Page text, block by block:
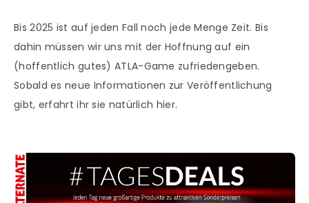
Bis 2025 ist auf jeden Fall noch jede Menge Zeit. Bis
dahin müssen wir uns mit der Hoffnung auf ein
(hoffentlich gutes) ATLA-Game zufriedengeben.
Sobald es neue Informationen zur Veröffentlichung
gibt, erfahrt ihr sie natürlich hier.